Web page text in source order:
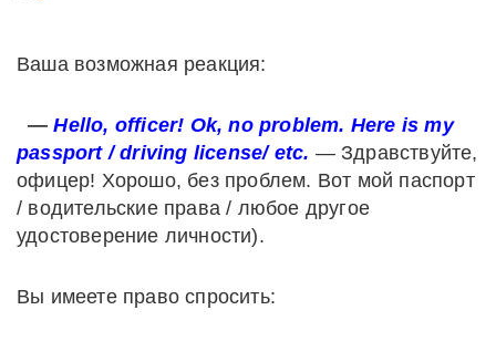
Ваша возможная реакция:
—Hello, officer! Ok, no problem. Here is my
passport / driving license/ etc. — Здравствуйте,
офицер! Хорошо, без проблем. Вот мой паспорт
/ водительские права / любое другое
удостоверение личности).
Вы имеете право спросить: